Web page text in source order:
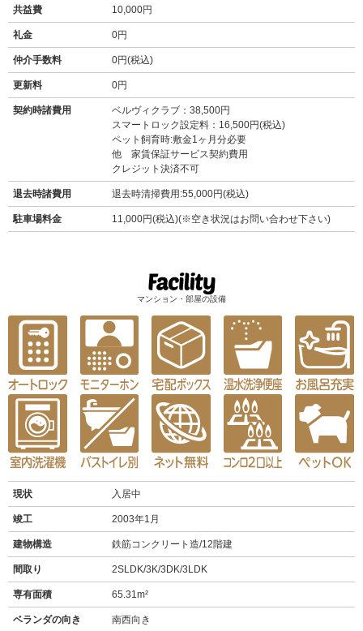
共益費 10,000円
礼金 0円
仲介手数料 0円(税込)
更新料 0円
契約時諸費用
ベルヴィクラブ：38,500円
スマートロック設定料：16,500円(税込)
ペット飼育時:敷金1ヶ月分必要
他 家賃保証サービス契約費用
クレジット決済不可
退去時諸費用 退去時清掃費用:55,000円(税込)
駐車場料金 11,000円(税込)(※空き状況はお問い合わせ下さい)
マンション・部屋の設備
現状 入居中
竣工 2003年1月
建物構造 鉄筋コンクリート造/12階建
間取り 2SLDK/3K/3DK/3LDK
専有面積 65.31m²
ベランダの向き 南西向き